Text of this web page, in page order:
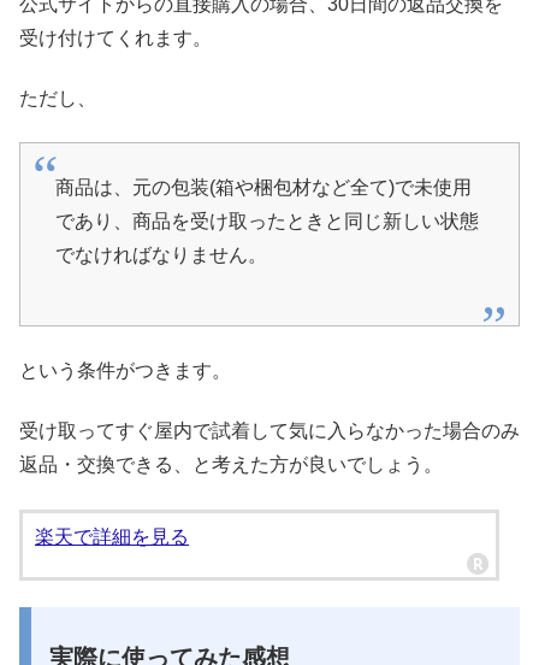
受け付けてくれます。
ただし、
商品は、元の包装(箱や梱包材など全て)で未使用
であり、商品を受け取ったときと同じ新しい状態
でなければなりません。
という条件がつきます。
受け取ってすぐ屋内で試着して気に入らなかった場合のみ
返品・交換できる、と考えた方が良いでしょう。
楽天で詳細を見る
実際に使ってみた感想